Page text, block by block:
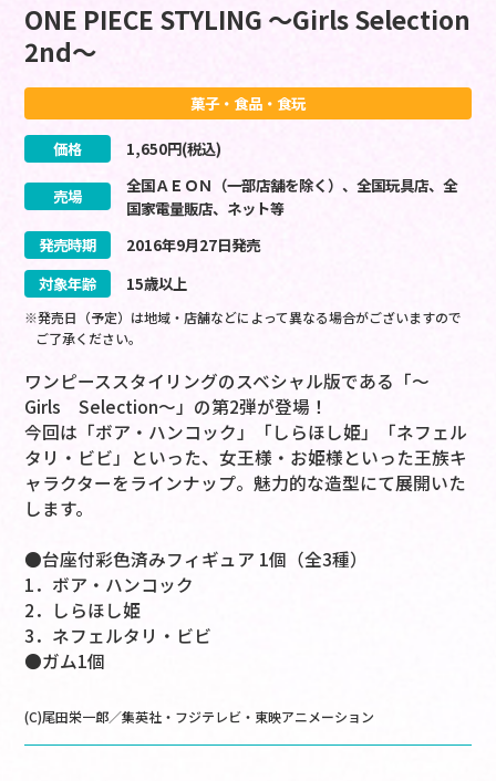
ONE PIECE STYLING ～Girls Selection
2nd～
菓子・食品・食玩
価格 1,650円(税込)
売場
全国ＡＥＯＮ（一部店舗を除く）、全国玩具店、全
国家電量販店、ネット等
発売時期
2016年9月27日発売
対象年齢
15歳以上
※発売日（予定）は地域・店舗などによって異なる場合がございますので
ご了承ください。
ワンピーススタイリングのスベシャル版である「～
Girls Selection～」の第2弾が登場！
今回は「ボア・ハンコック」「しらほし姫」「ネフェル
タリ・ビビ」といった、女王様・お姫様といった王族キ
ャラクターをラインナップ。魅力的な造型にて展開いた
します。
●台座付彩色済みフィギュア 1個（全3種）
1．ボア・ハンコック
2．しらほし姫
3．ネフェルタリ・ビビ
●ガム1個
(C)尾田栄一郎／集英社・フジテレビ・東映アニメーション